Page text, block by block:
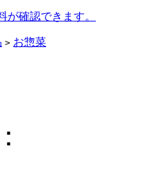
が確認できます。
> お惣菜